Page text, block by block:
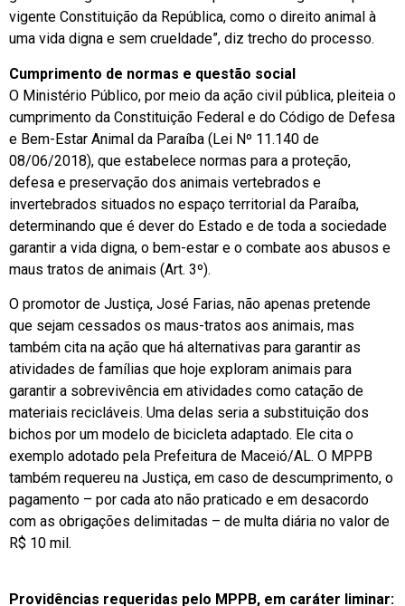
vigente Constituição da República, como o direito animal à
uma vida digna e sem crueldade”, diz trecho do processo.
Cumprimento de normas e questão social
O Ministério Público, por meio da ação civil pública, pleiteia o
cumprimento da Constituição Federal e do Código de Defesa
e Bem-Estar Animal da Paraíba (Lei Nº 11.140 de
08/06/2018), que estabelece normas para a proteção,
defesa e preservação dos animais vertebrados e
invertebrados situados no espaço territorial da Paraíba,
determinando que é dever do Estado e de toda a sociedade
garantir a vida digna, o bem-estar e o combate aos abusos e
maus tratos de animais (Art. 3º).
O promotor de Justiça, José Farias, não apenas pretende
que sejam cessados os maus-tratos aos animais, mas
também cita na ação que há alternativas para garantir as
atividades de famílias que hoje exploram animais para
garantir a sobrevivência em atividades como catação de
materiais recicláveis. Uma delas seria a substituição dos
bichos por um modelo de bicicleta adaptado. Ele cita o
exemplo adotado pela Prefeitura de Maceió/AL. O MPPB
também requereu na Justiça, em caso de descumprimento, o
pagamento – por cada ato não praticado e em desacordo
com as obrigações delimitadas – de multa diária no valor de
R$ 10 mil.
Providências requeridas pelo MPPB, em caráter liminar: